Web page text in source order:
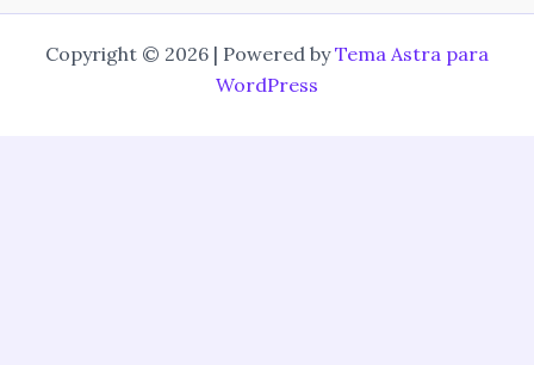
Copyright © 2026 | Powered byTema Astra para
WordPress